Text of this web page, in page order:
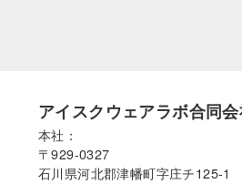
アイスクウェアラボ合同
本社：
〒929-0327
石川県河北郡津幡町字庄チ125-1